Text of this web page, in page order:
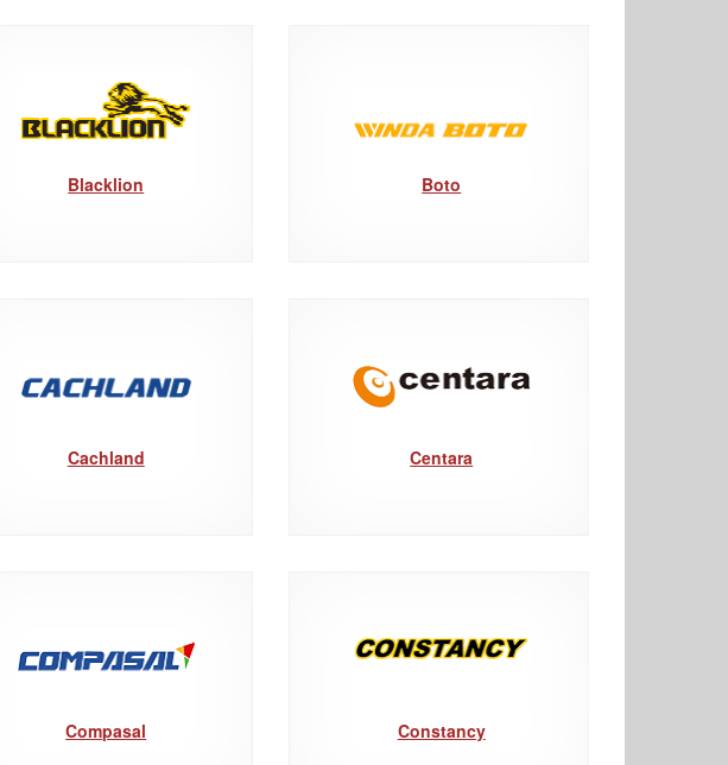
Blacklion Boto
Cachland Centara
Compasal Constancy